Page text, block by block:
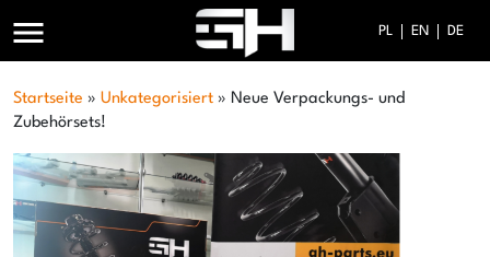
menu PL EN DE
Startseite » Unkategorisiert » Neue Verpackungs- und
Zubehörsets!